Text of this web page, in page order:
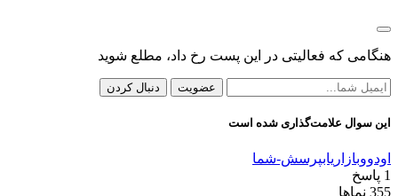
هنگامی که فعالیتی در این پست رخ داد، مطلع شوید
عضویت دنبال کردن
این سوال علامت‌گذاری شده است
اودووبازاریابپرسش-شما
1 پاسخ
355 نماها